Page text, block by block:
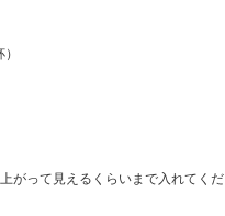
がって見えるくらいまで入れてくだ